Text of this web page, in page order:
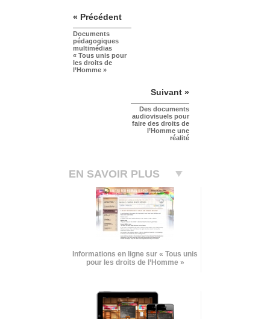
« Précédent
Documents
pédagogiques
multimédias
« Tous unis pour
les droits de
l’Homme »
Suivant »
Des documents
audiovisuels pour
faire des droits de
l’Homme une
réalité
EN SAVOIR PLUS
Informations en ligne sur « Tous unis
pour les droits de l’Homme »